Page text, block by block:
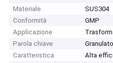
Materiale
SUS304
Conformità
GMP
Applicazione
Parola chiave
Caratteristica
Alta